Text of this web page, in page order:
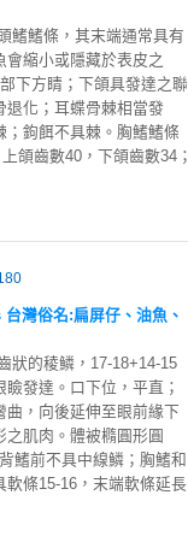
鰭鰭條，其末端通常具有
縮小或隱藏於表皮之
下方睛；下頜具發達之聯
退化；耳蝶骨棘相當發
鉤餌不具棘。胸鰭鰭條
頜齒數40，下頜齒數34；
灣俗名:扁屏仔、油魚、
狀的稜鱗，17-18+14-15
發達。口下位，平直；
，向後延伸至眼前緣下
肌肉。體被橢圓形圓
鰭前不具中線鱗；胸鰭和
條15-16，末端軟條延長